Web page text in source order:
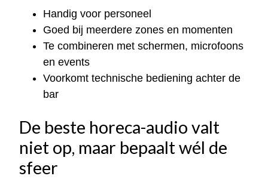
Handig voor personeel
Goed bij meerdere zones en momenten
Te combineren met schermen, microfoons
en events
Voorkomt technische bediening achter de
bar
De beste horeca-audio valt
niet op, maar bepaalt wél de
sfeer